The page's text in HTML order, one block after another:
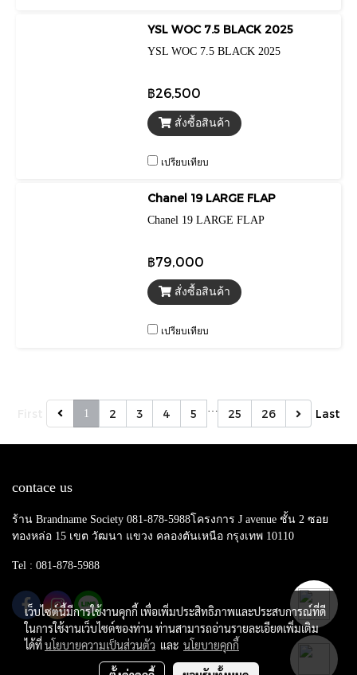
YSL WOC 7.5 BLACK 2025
YSL WOC 7.5 BLACK 2025
฿26,500
สั่งซื้อสินค้า
เปรียบเทียบ
Chanel 19 LARGE FLAP
Chanel 19 LARGE FLAP
฿79,000
สั่งซื้อสินค้า
เปรียบเทียบ
1 2 3 4 5 … 25 26 Last
contace us
ร้าน Brandname Society 081-878-5988โครงการ J avenue ชั้น 2 ซอย
ทองหล่อ 15 เขต วัฒนา แขวง คลองตันเหนือ กรุงเทพ 10110
Tel : 081-878-5988
Copy right by makewebeasy.com
เว็บไซต์นี้มีการใช้งานคุกกี้ เพื่อเพิ่มประสิทธิภาพและประสบการณ์ที่ดี
ในการใช้งานเว็บไซต์ของท่าน ท่านสามารถอ่านรายละเอียดเพิ่มเติม
ได้ที่นโยบายความเป็นส่วนตัว และ นโยบายคุกกี้